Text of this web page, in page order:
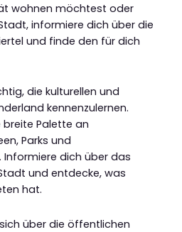
wohnen möchtest oder
informiere dich über die
und finde den für dich
die kulturellen und
kennenzulernen.
Palette an
Parks und
Informiere dich über das
und entdecke, was
hat.
über die öffentlichen